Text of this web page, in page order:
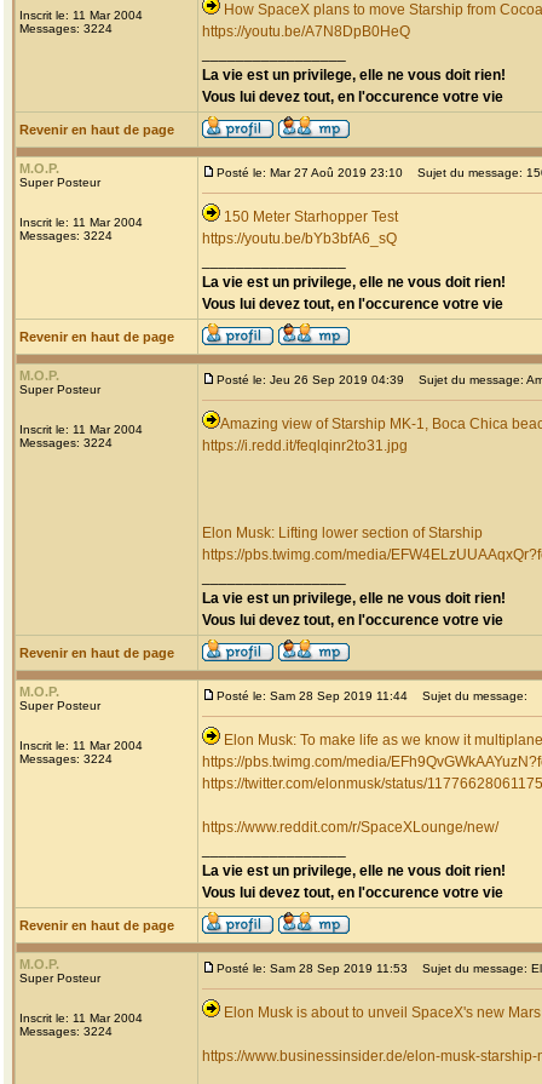
Inscrit le: 11 Mar 2004
Messages: 3224
How SpaceX plans to move Starship from
https://youtu.be/A7N8DpB0HeQ
La vie est un privilege, elle ne vous doit rien!
Vous lui devez tout, en l'occurence votre vie
Revenir en haut de page
M.O.P.
Super Posteur
Inscrit le: 11 Mar 2004
Messages: 3224
Posté le: Mar 27 Aoû 2019 23:10 Sujet du message:
150 Meter Starhopper Test
https://youtu.be/bYb3bfA6_sQ
La vie est un privilege, elle ne vous doit rien!
Vous lui devez tout, en l'occurence votre vie
Revenir en haut de page
M.O.P.
Super Posteur
Inscrit le: 11 Mar 2004
Messages: 3224
Posté le: Jeu 26 Sep 2019 04:39 Sujet du message:
Amazing view of Starship MK-1, Boca Chica
https://i.redd.it/feqlqinr2to31.jpg
Elon Musk: Lifting lower section of Starship
https://pbs.twimg.com/media/
La vie est un privilege, elle ne vous doit rien!
Vous lui devez tout, en l'occurence votre vie
Revenir en haut de page
M.O.P.
Super Posteur
Inscrit le: 11 Mar 2004
Messages: 3224
Posté le: Sam 28 Sep 2019 11:44 Sujet du message:
Elon Musk: To make life as we know it
https://pbs.twimg.com/media/
https://twitter.com/elonmusk/status/
https://www.reddit.com/r/SpaceXLounge/new/
La vie est un privilege, elle ne vous doit rien!
Vous lui devez tout, en l'occurence votre vie
Revenir en haut de page
M.O.P.
Super Posteur
Inscrit le: 11 Mar 2004
Messages: 3224
Posté le: Sam 28 Sep 2019 11:53 Sujet du message:
Elon Musk is about to unveil SpaceX's new
https://www.businessinsider.de/elon-musk-